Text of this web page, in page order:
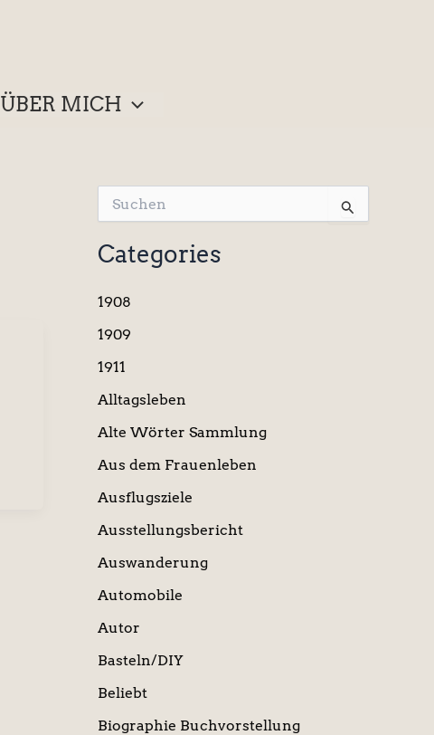
ÜBER MICH
u
c
h
n
a
h
Categories
1908
1909
1911
Alltagsleben
Alte Wörter Sammlung
Aus dem Frauenleben
Ausflugsziele
Ausstellungsbericht
Auswanderung
Automobile
Autor
Basteln/DIY
Beliebt
Biographie Buchvorstellung